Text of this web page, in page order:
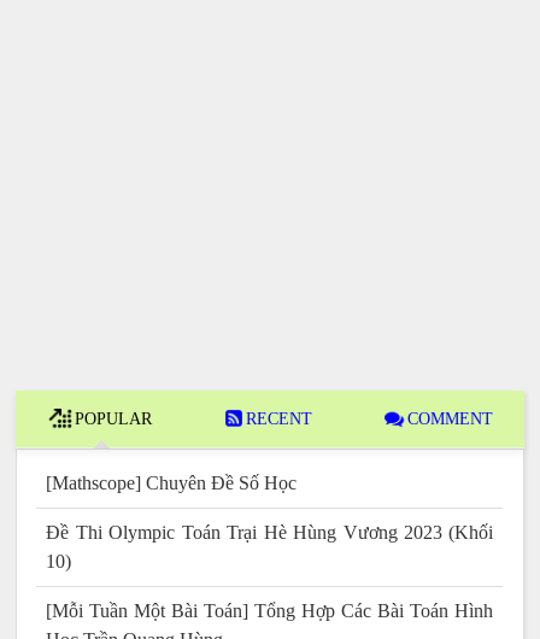
POPULAR RECENT COMMENT
[Mathscope] Chuyên Đề Số Học
Đề Thi Olympic Toán Trại Hè Hùng Vương 2023 (Khối
10)
[Mỗi Tuần Một Bài Toán] Tổng Hợp Các Bài Toán Hình